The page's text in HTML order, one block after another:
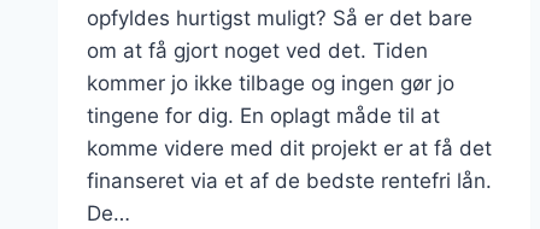
opfyldes hurtigst muligt? Så er det bare
om at få gjort noget ved det. Tiden
kommer jo ikke tilbage og ingen gør jo
tingene for dig. En oplagt måde til at
komme videre med dit projekt er at få det
finanseret via et af de bedste rentefri lån.
De…